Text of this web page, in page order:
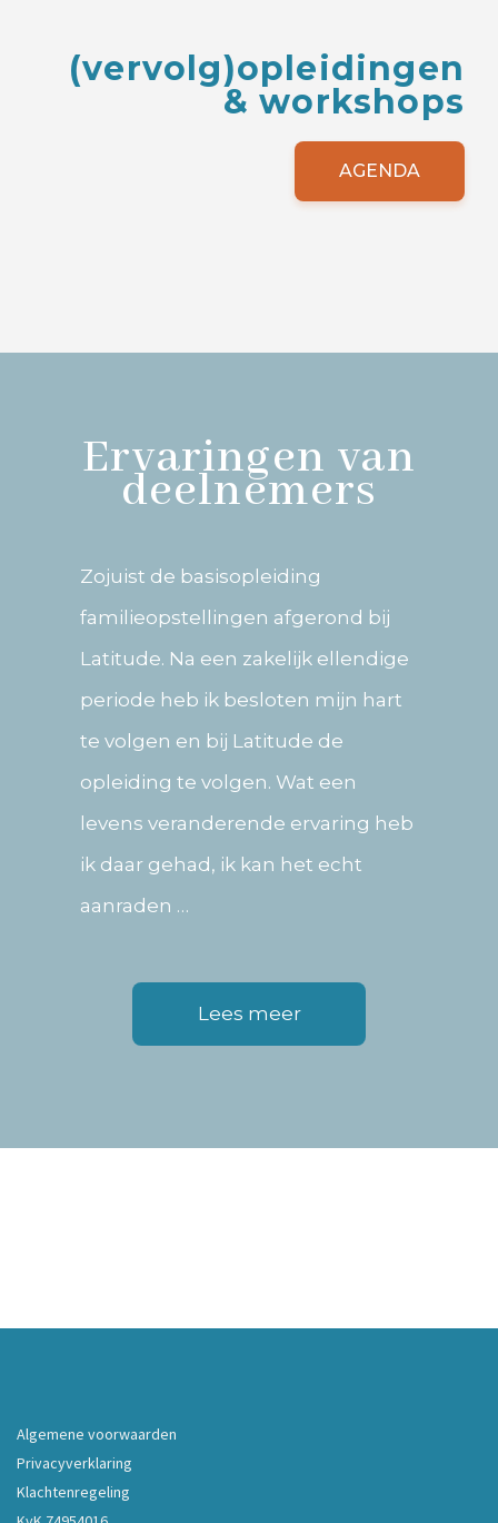
(vervolg)opleidingen
& workshops
AGENDA
Ervaringen van
deelnemers
Zojuist de basisopleiding
familieopstellingen afgerond bij
Latitude. Na een zakelijk ellendige
periode heb ik besloten mijn hart
te volgen en bij Latitude de
opleiding te volgen. Wat een
levens veranderende ervaring heb
ik daar gehad, ik kan het echt
aanraden …
Lees meer
Algemene voorwaarden
Privacyverklaring
Klachtenregeling